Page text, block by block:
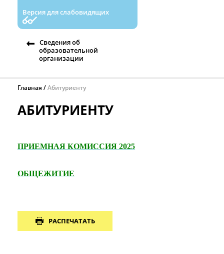
Версия для слабовидящих
Сведения об
образовательной
организации
Главная Абитуриенту
АБИТУРИЕНТУ
ПРИЕМНАЯ КОМИССИЯ 2025
ОБЩЕЖИТИЕ
РАСПЕЧАТАТЬ